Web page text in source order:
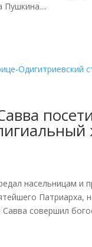
Пушкина....
насельницам и
Патриарха,
совершил